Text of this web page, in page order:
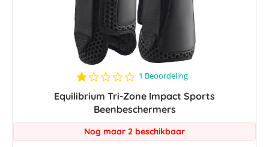
1.0
rating
1 Beoordeling
Equilibrium Tri-Zone Impact Sports
Beenbeschermers
Nog maar 2 beschikbaar